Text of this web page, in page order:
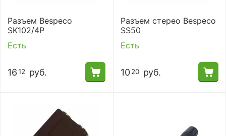
Разъем Bespeco
SK102/4P
Есть
1612 руб.
Разъем стерео Bespeco
SS50
Есть
10 20 руб.